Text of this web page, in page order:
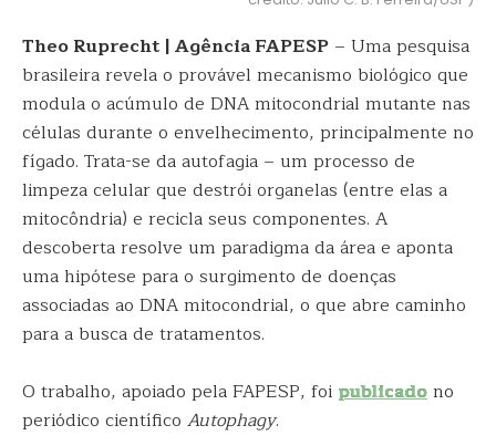
Theo Ruprecht | Agência FAPESP – Uma pesquisa
brasileira revela o provável mecanismo biológico que
modula o acúmulo de DNA mitocondrial mutante nas
células durante o envelhecimento, principalmente no
fígado. Trata-se da autofagia – um processo de
limpeza celular que destrói organelas (entre elas a
mitocôndria) e recicla seus componentes. A
descoberta resolve um paradigma da área e aponta
uma hipótese para o surgimento de doenças
associadas ao DNA mitocondrial, o que abre caminho
para a busca de tratamentos.
O trabalho, apoiado pela FAPESP, foi publicadono
periódico científico Autophagy.